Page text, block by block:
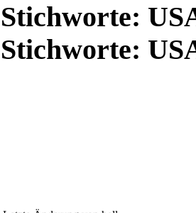
Stichworte:
Stichworte: